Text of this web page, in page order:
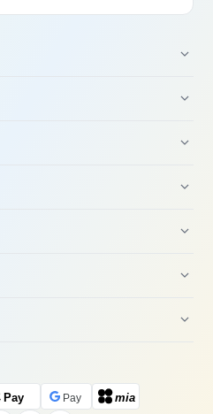
Pay Pay mia